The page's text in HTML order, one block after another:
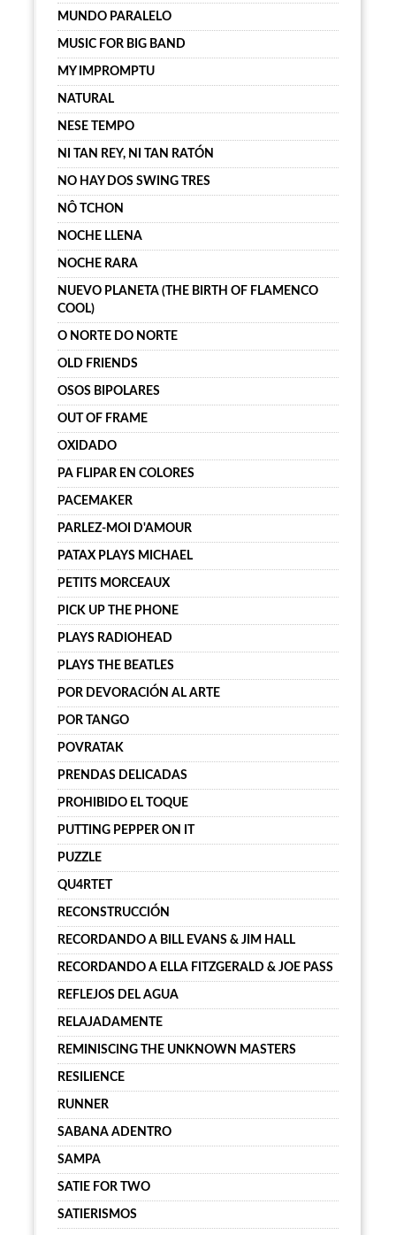
MUNDO PARALELO
MUSIC FOR BIG BAND
MY IMPROMPTU
NATURAL
NESE TEMPO
NI TAN REY, NI TAN RATÓN
NO HAY DOS SWING TRES
NÔ TCHON
NOCHE LLENA
NOCHE RARA
NUEVO PLANETA (THE BIRTH OF FLAMENCO
COOL)
O NORTE DO NORTE
OLD FRIENDS
OSOS BIPOLARES
OUT OF FRAME
OXIDADO
PA FLIPAR EN COLORES
PACEMAKER
PARLEZ-MOI D'AMOUR
PATAX PLAYS MICHAEL
PETITS MORCEAUX
PICK UP THE PHONE
PLAYS RADIOHEAD
PLAYS THE BEATLES
POR DEVORACIÓN AL ARTE
POR TANGO
POVRATAK
PRENDAS DELICADAS
PROHIBIDO EL TOQUE
PUTTING PEPPER ON IT
PUZZLE
QU4RTET
RECONSTRUCCIÓN
RECORDANDO A BILL EVANS & JIM HALL
RECORDANDO A ELLA FITZGERALD & JOE PASS
REFLEJOS DEL AGUA
RELAJADAMENTE
REMINISCING THE UNKNOWN MASTERS
RESILIENCE
RUNNER
SABANA ADENTRO
SAMPA
SATIE FOR TWO
SATIERISMOS